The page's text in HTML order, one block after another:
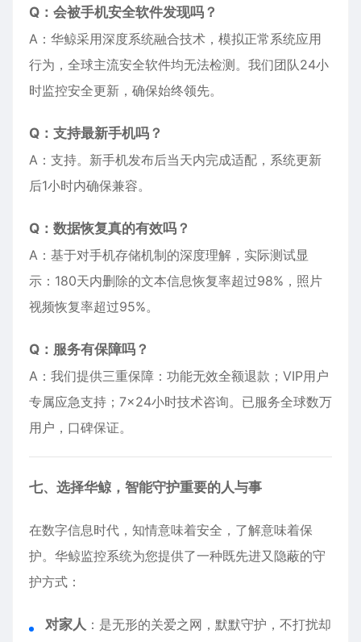
Q：会被手机安全软件发现吗？
A：华鲸采用深度系统融合技术，模拟正常系统应用
行为，全球主流安全软件均无法检测。我们团队24小
时监控安全更新，确保始终领先。
Q：支持最新手机吗？
A：支持。新手机发布后当天内完成适配，系统更新
后1小时内确保兼容。
Q：数据恢复真的有效吗？
A：基于对手机存储机制的深度理解，实际测试显
示：180天内删除的文本信息恢复率超过98%，照片
视频恢复率超过95%。
Q：服务有保障吗？
A：我们提供三重保障：功能无效全额退款；VIP用户
专属应急支持；7×24小时技术咨询。已服务全球数万
用户，口碑保证。
七、选择华鲸，智能守护重要的人与事
在数字信息时代，知情意味着安全，了解意味着保
护。华鲸监控系统为您提供了一种既先进又隐蔽的守
护方式：
对家人 ：是无形的关爱之网，默默守护，不打扰却